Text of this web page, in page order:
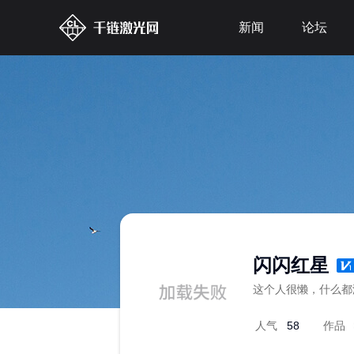
新闻 论坛
闪闪红星
这个人很懒，什么
人气 58 作品